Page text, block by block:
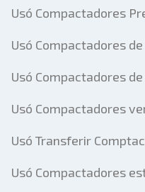
Usó Compactadores
Usó Compactadores
Usó Compactadores
Usó Compactadores
Usó Transferir
Usó Compactadores